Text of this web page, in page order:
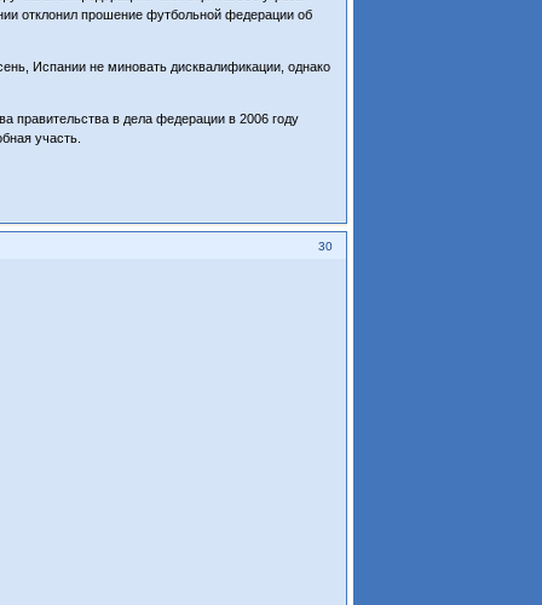
отклонил прошение футбольной федерации об
Испании не миновать дисквалификации, однако
правительства в дела федерации в 2006 году
участь.
30